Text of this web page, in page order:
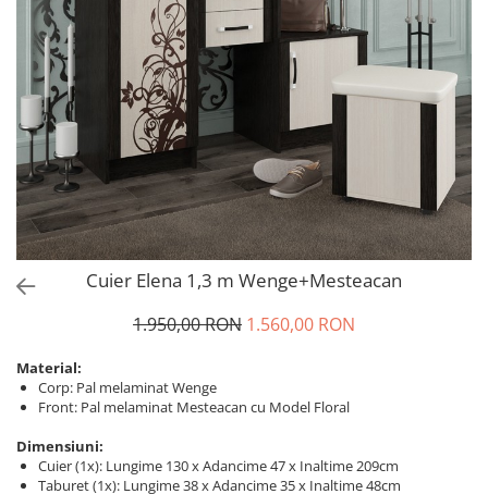
Cuier Elena 1,3 m Wenge+Mesteacan
1.950,00 RON 1.560,00 RON
Material:
Corp: Pal melaminat Wenge
Front: Pal melaminat Mesteacan cu Model Floral
Dimensiuni:
Cuier (1x): Lungime 130 x Adancime 47 x Inaltime 209cm
Taburet (1x): Lungime 38 x Adancime 35 x Inaltime 48cm